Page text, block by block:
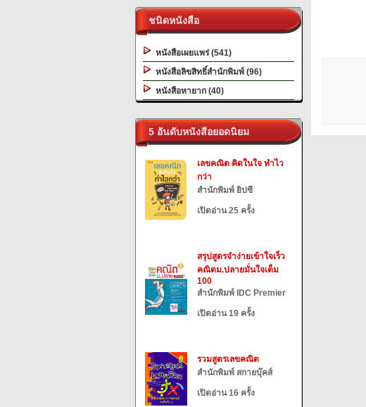
ชนิดหนังสือ
หนังสือเผยแพร่ (541)
หนังสือลิขสิทธิ์สำนักพิมพ์ (96)
หนังสือหายาก (40)
5 อันดับหนังสือยอดนิยม
เลขคณิต คิดในใจ ทำไว
กว่า
สำนักพิมพ์ ยิปซี
เปิดอ่าน 25 ครั้ง
สรุปสูตรจำง่ายเข้าใจเร็ว
คณิตม.ปลายมั่นใจเต็ม
100
สำนักพิมพ์ IDC Premier
เปิดอ่าน 19 ครั้ง
รวมสูตรเลขคณิต
สำนักพิมพ์ สกายบุ๊คส์
เปิดอ่าน 16 ครั้ง